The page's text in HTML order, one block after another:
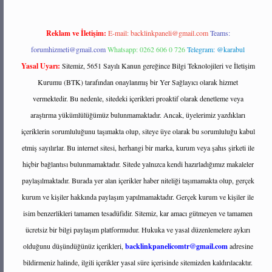
Reklam ve İletişim: E-mail:backlinkpaneli@gmail.com Teams:
forumhizmeti@gmail.comWhatsapp: 0262 606 0 726Telegram: @karabul
Yasal Uyarı: Sitemiz, 5651 Sayılı Kanun gereğince Bilgi Teknolojileri ve İletişim
Kurumu (BTK) tarafından onaylanmış bir Yer Sağlayıcı olarak hizmet
vermektedir. Bu nedenle, sitedeki içerikleri proaktif olarak denetleme veya
araştırma yükümlülüğümüz bulunmamaktadır. Ancak, üyelerimiz yazdıkları
içeriklerin sorumluluğunu taşımakta olup, siteye üye olarak bu sorumluluğu kabul
etmiş sayılırlar. Bu internet sitesi, herhangi bir marka, kurum veya şahıs şirketi ile
hiçbir bağlantısı bulunmamaktadır. Sitede yalnızca kendi hazırladığımız makaleler
paylaşılmaktadır. Burada yer alan içerikler haber niteliği taşımamakta olup, gerçek
kurum ve kişiler hakkında paylaşım yapılmamaktadır. Gerçek kurum ve kişiler ile
isim benzerlikleri tamamen tesadüfidir. Sitemiz, kar amacı gütmeyen ve tamamen
ücretsiz bir bilgi paylaşım platformudur. Hukuka ve yasal düzenlemelere aykırı
olduğunu düşündüğünüz içerikleri, backlinkpanelicomtr@gmail.comadresine
bildirmeniz halinde, ilgili içerikler yasal süre içerisinde sitemizden kaldırılacaktır.